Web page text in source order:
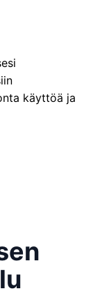
käyttöä ja